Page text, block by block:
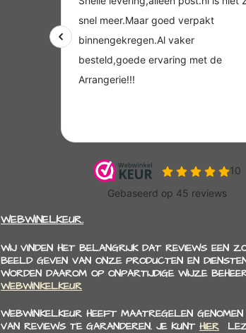
WEBWINELKEUR.
WIJ VINDEN HET BELANGRIJK DAT REVIEWS EEN
BEELD GEVEN VAN ONZE PRODUCTEN EN
WORDEN DAAROM OP ONPARTIJDIGE WIJZE
WEBWINKELKEUR
WEBWINKELKEUR HEEFT MAATREGELEN
VAN REVIEWS TE GARANDEREN. JE KUNT HIER